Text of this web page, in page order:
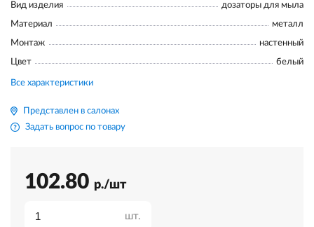
Вид изделия дозаторы для мыла
Материал металл
Монтаж настенный
Цвет белый
Все характеристики
Представлен в салонах
Задать вопрос по товару
102.80 р./шт
шт.